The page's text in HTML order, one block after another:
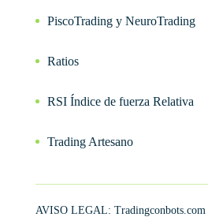
PiscoTrading y NeuroTrading
Ratios
RSI Índice de fuerza Relativa
Trading Artesano
AVISO LEGAL: Tradingconbots.com